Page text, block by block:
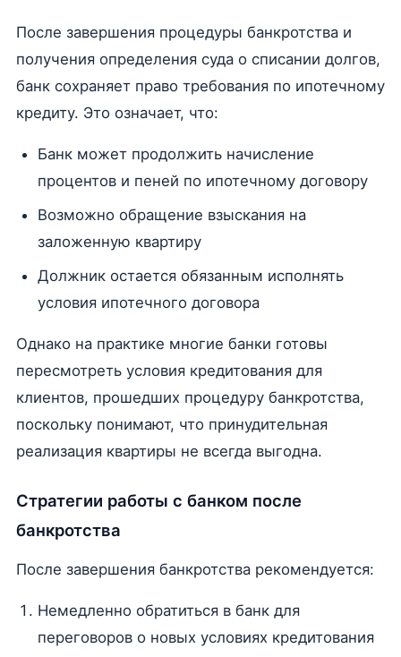
После завершения процедуры банкротства и
получения определения суда о списании долгов,
банк сохраняет право требования по ипотечному
кредиту. Это означает, что:
Банк может продолжить начисление
процентов и пеней по ипотечному договору
Возможно обращение взыскания на
заложенную квартиру
Должник остается обязанным исполнять
условия ипотечного договора
Однако на практике многие банки готовы
пересмотреть условия кредитования для
клиентов, прошедших процедуру банкротства,
поскольку понимают, что принудительная
реализация квартиры не всегда выгодна.
Стратегии работы с банком после
банкротства
После завершения банкротства рекомендуется:
Немедленно обратиться в банк для
переговоров о новых условиях кредитования